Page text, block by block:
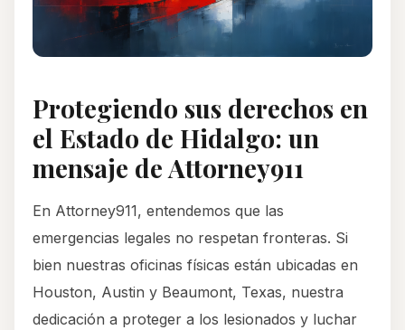
Protegiendo sus derechos en
el Estado de Hidalgo: un
mensaje de Attorney911
En Attorney911, entendemos que las
emergencias legales no respetan fronteras. Si
bien nuestras oficinas físicas están ubicadas en
Houston, Austin y Beaumont, Texas, nuestra
dedicación a proteger a los lesionados y luchar